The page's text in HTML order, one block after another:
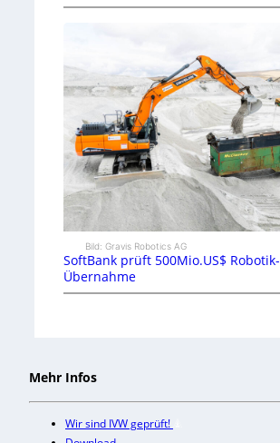
Bild: Gravis Robotics AG
SoftBank prüft 500Mio.US$ Robotik-
Übernahme
Mehr Infos
Wir sind IVW geprüft!